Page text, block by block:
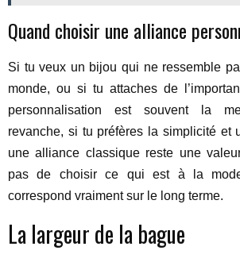
Quand choisir une alliance
Si tu veux un bijou qui ne ressemble
monde, ou si tu attaches de
personnalisation est souvent la
revanche, si tu préfères la simplicité et
une alliance classique reste une
pas de choisir ce qui est à la
correspond vraiment sur le long terme.
La largeur de la bague